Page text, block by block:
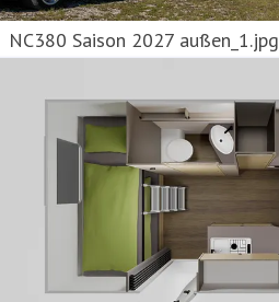
NC380 Saison 2027 außen_1.jpg